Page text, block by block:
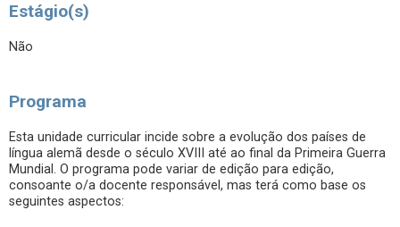
Estágio(s)
Não
Programa
Esta unidade curricular incide sobre a evolução dos países de
língua alemã desde o século XVIII até ao final da Primeira Guerra
Mundial. O programa pode variar de edição para edição,
consoante o/a docente responsável, mas terá como base os
seguintes aspectos: